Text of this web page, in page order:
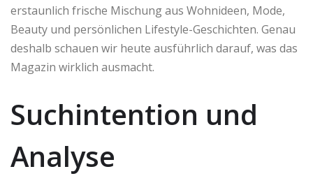
erstaunlich frische Mischung aus Wohnideen, Mode,
Beauty und persönlichen Lifestyle-Geschichten. Genau
deshalb schauen wir heute ausführlich darauf, was das
Magazin wirklich ausmacht.
Suchintention und
Analyse